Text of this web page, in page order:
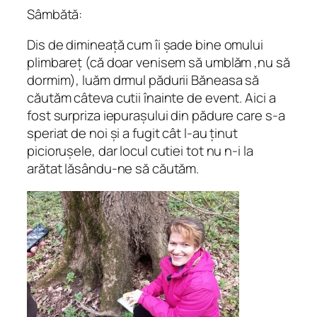
Sâmbătă:
Dis de dimineață cum îi șade bine omului
plimbareț (că doar venisem să umblăm ,nu să
dormim), luăm drmul pădurii Băneasa să
căutăm câteva cutii înainte de event. Aici a
fost surpriza iepurașului din pădure care s-a
speriat de noi și a fugit cât l-au ținut
piciorușele, dar locul cutiei tot nu n-i la
arătat lăsându-ne să căutăm.